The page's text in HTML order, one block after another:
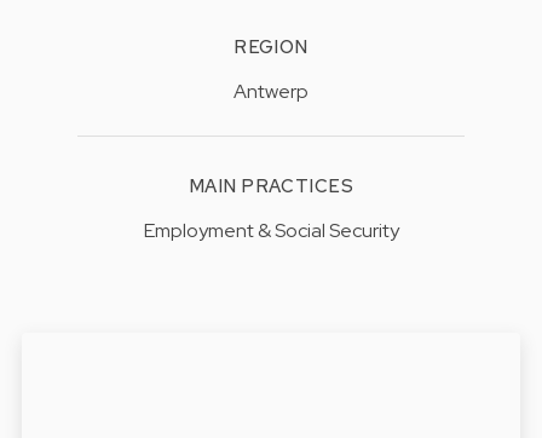
REGION
Antwerp
MAIN PRACTICES
Employment & Social Security